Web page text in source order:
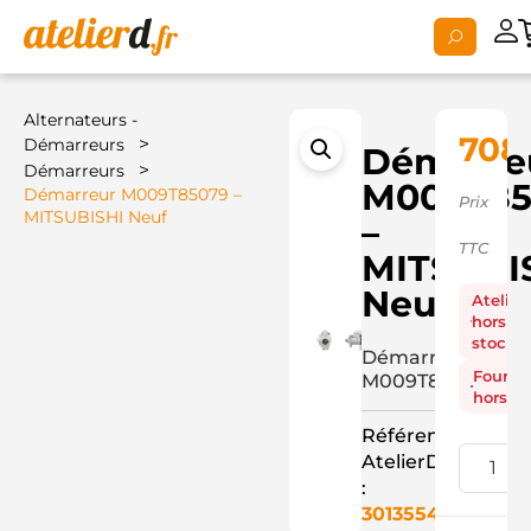
Alternateurs -
Démarreurs
>
Démarreurs >
Démarreur M009T85079 –
MITSUBISHI Neuf
–
Neuf
Démarreur
M009T85079
Référence
AtelierD
:
3013554
Prix
TTC
Atelier
hors
stock
hors